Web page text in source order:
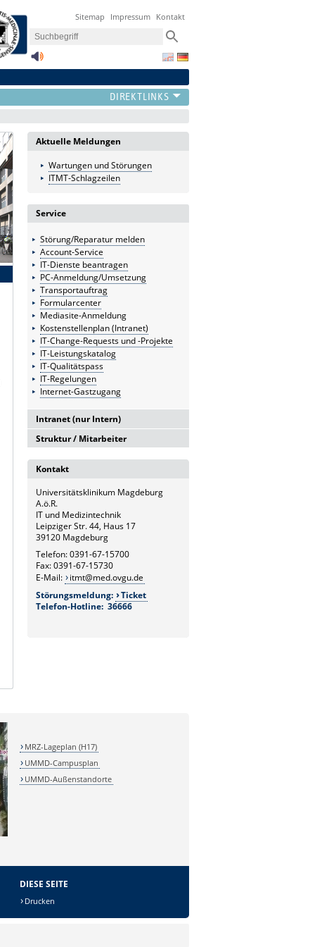
Sitemap Impressum Kontakt
Aktuelle Meldungen
Wartungen und Störungen
ITMT-Schlagzeilen
Service
Störung/Reparatur melden
Account-Service
IT-Dienste beantragen
PC-Anmeldung/Umsetzung
Transportauftrag
Formularcenter
Mediasite-Anmeldung
Kostenstellenplan (Intranet)
IT-Change-Requests und -Projekte
IT-Leistungskatalog
IT-Qualitätspass
IT-Regelungen
Internet-Gastzugang
Intranet (nur Intern)
Intranetserver
Struktur / Mitarbeiter
G6
G6.1
Medizintechnik
G6.2
Hardware- und Service-Management
G6.3
Netzwerk und Kommunikation
G6.4
Kontakt
Universitätsklinikum Magdeburg
A.ö.R.
IT und Medizintechnik
Leipziger Str. 44, Haus 17
39120 Magdeburg
Telefon: 0391-67-15700
Fax: 0391-67-15730
E-Mail:
itmt@med.ovgu.de
Störungsmeldung:
Ticket
Telefon-Hotline: 36666
MRZ-Lageplan (H17)
UMMD-Campusplan
UMMD-Außenstandorte
DIESE SEITE
Drucken